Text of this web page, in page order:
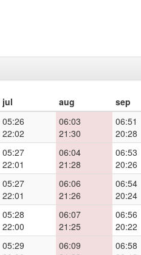
jul aug sep
05:26
22:02
06:03
21:30
06:51
20:28
05:27
22:01
06:04
21:28
06:53
20:26
05:27
22:01
06:06
21:26
06:54
20:24
05:28
22:00
06:07
21:25
06:56
20:22
05:29
06:09
06:58